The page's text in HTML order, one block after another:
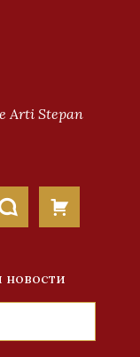
Arti Stepan
новости